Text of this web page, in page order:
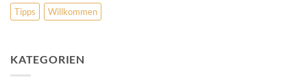
Tipps
Willkommen
KATEGORIEN